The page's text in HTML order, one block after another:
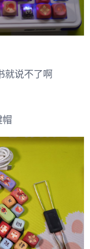
就说不了啊
帽